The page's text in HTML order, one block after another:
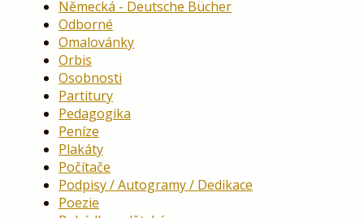
Německá - Deutsche Bücher
Odborné
Omalovánky
Orbis
Osobnosti
Partitury
Pedagogika
Peníze
Plakáty
Počítače
Podpisy / Autogramy / Dedikace
Poezie